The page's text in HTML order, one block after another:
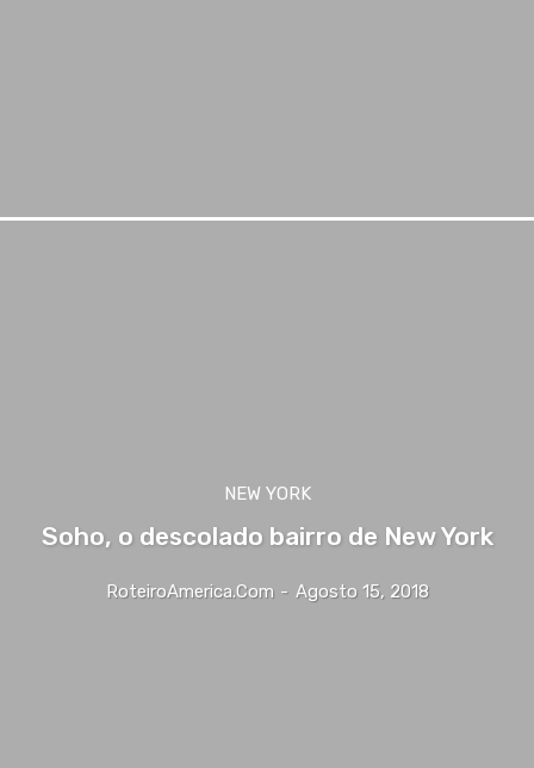
NEW YORK
Soho, o descolado bairro de New York
RoteiroAmerica.Com - Agosto 15, 2018